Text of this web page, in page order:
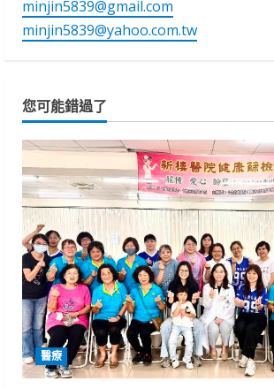
minjin5839@gmail.com
minjin5839@yahoo.com.tw
您可能錯過了
醫療